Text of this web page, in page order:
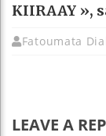
KIIRAAY »,
Fatoumata
LEAVE A